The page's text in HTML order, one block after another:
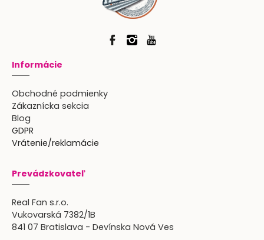
Informácie
Obchodné podmienky
Zákaznícka sekcia
Blog
GDPR
Vrátenie/reklamácie
Prevádzkovateľ
Real Fan s.r.o.
Vukovarská 7382/1B
841 07 Bratislava - Devínska Nová Ves